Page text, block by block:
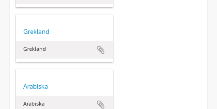
Grekland
Grekland
Arabiska
Arabiska